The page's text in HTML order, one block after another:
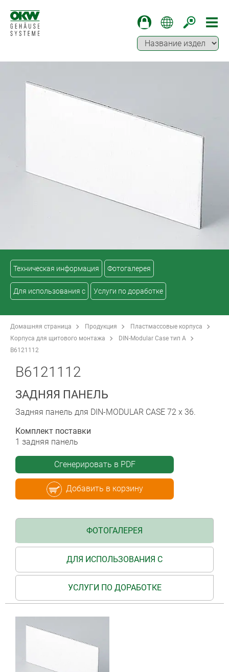
Техническая информация Фотогалерея
Для использования с Услуги по доработке
Домашняя страница Продукция
Пластмассовые корпуса
Корпуса для щитового монтажа
DIN-Modular Case тип A
B6121112
B6121112
ЗАДНЯЯ ПАНЕЛЬ
Задняя панель для DIN-MODULAR CASE 72 x 36.
Комплект поставки
1 задняя панель
Сгенерировать в PDF
Добавить в корзину
ФОТОГАЛЕРЕЯ
ДЛЯ ИСПОЛЬЗОВАНИЯ С
УСЛУГИ ПО ДОРАБОТКЕ